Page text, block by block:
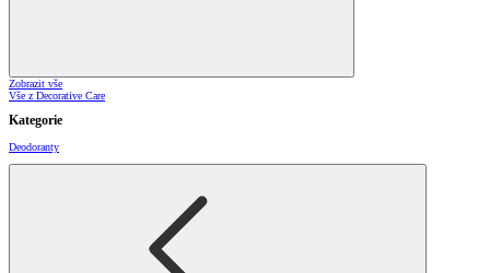
Zobrazit vše
Vše z Decorative Care
Kategorie
Deodoranty